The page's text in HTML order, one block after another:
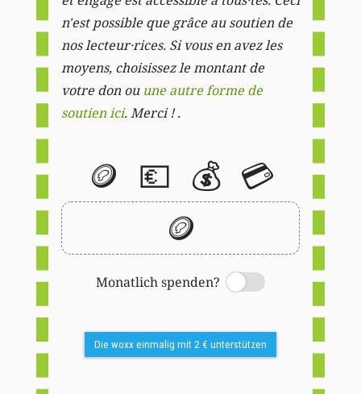
n'est possible que grâce au soutien de
nos lecteur·rices. Si vous en avez les
moyens, choisissez le montant de
votre don ou une autre forme de
soutien ici. Merci ! .
🪙 💶 💰 💳
🪙
Monatlich spenden?
Switch
Die woxx einmalig mit 2 € unterstützen